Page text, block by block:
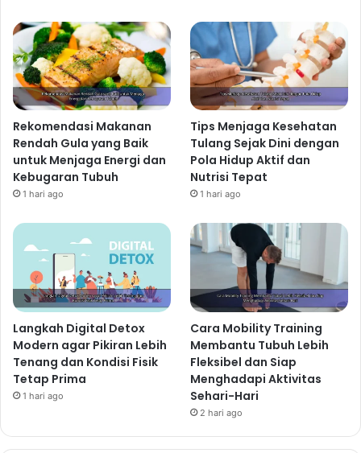
Rekomendasi Makanan
Rendah Gula yang Baik
untuk Menjaga Energi dan
Kebugaran Tubuh
1 hari ago
Tips Menjaga Kesehatan
Tulang Sejak Dini dengan
Pola Hidup Aktif dan
Nutrisi Tepat
1 hari ago
Langkah Digital Detox
Modern agar Pikiran Lebih
Tenang dan Kondisi Fisik
Tetap Prima
1 hari ago
Cara Mobility Training
Membantu Tubuh Lebih
Fleksibel dan Siap
Menghadapi Aktivitas
Sehari-Hari
2 hari ago